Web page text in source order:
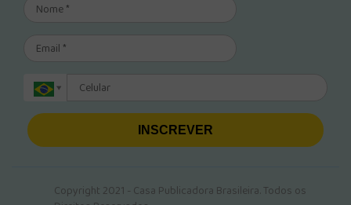
INSCREVER
Copyright 2021 - Casa Publicadora Brasileira. Todos os